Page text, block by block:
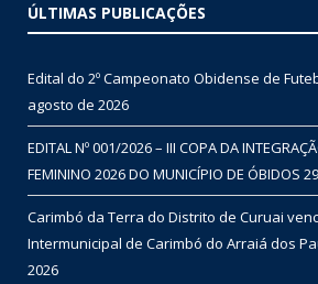
ÚLTIMAS PUBLICAÇÕES
Edital do 2º Campeonato Obidense de
agosto de 2026
EDITAL Nº 001/2026 – III COPA DA
FEMININO 2026 DO MUNICÍPIO DE ÓBIDOS
Carimbó da Terra do Distrito de Curuai
Intermunicipal de Carimbó do Arraiá dos
2026